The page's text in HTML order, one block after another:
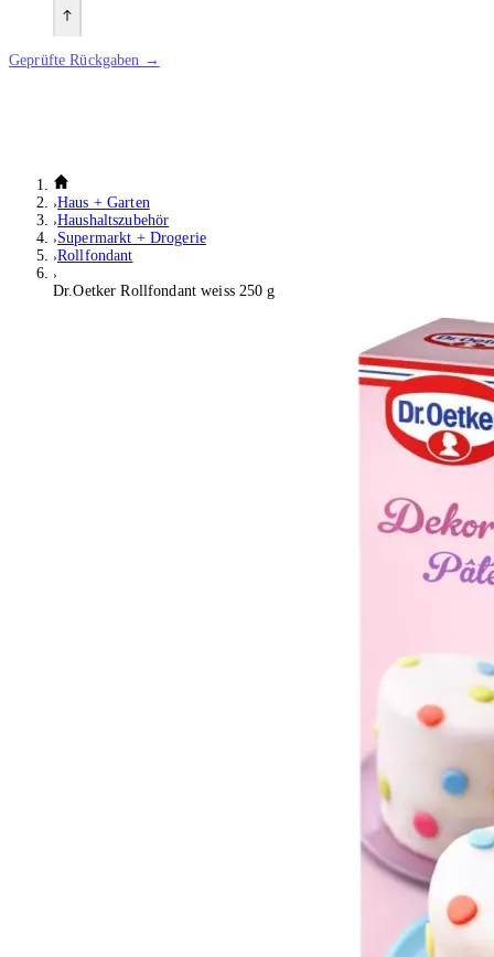
Geprüfte Rückgaben →
Haus + Garten
Haushaltszubehör
Supermarkt + Drogerie
Rollfondant
Dr.Oetker Rollfondant weiss 250 g